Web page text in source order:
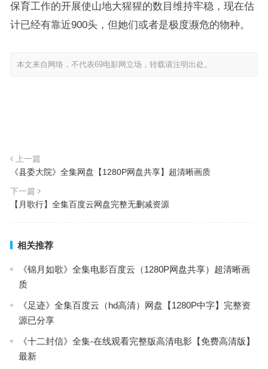
保育工作的开展使山地大猩猩的数目维持牢稳，现在估
计已经有靠近900头，但她们或者是极度濒危的物种。
本文来自网络，不代表69电影网立场，转载请注明出处。
上一篇
《县委大院》全集网盘【1280P网盘共享】超清晰画质
下一篇
【月歌行】全集百度云网盘完整无删减资源
相关推荐
《锦月如歌》全集电影百度云（1280P网盘共享）超清晰画
质
《足迹》全集百度云（hd高清）网盘【1280P中字】完整资
源已分享
《十二封信》全集-在线观看完整版高清电影【免费高清版】
最新